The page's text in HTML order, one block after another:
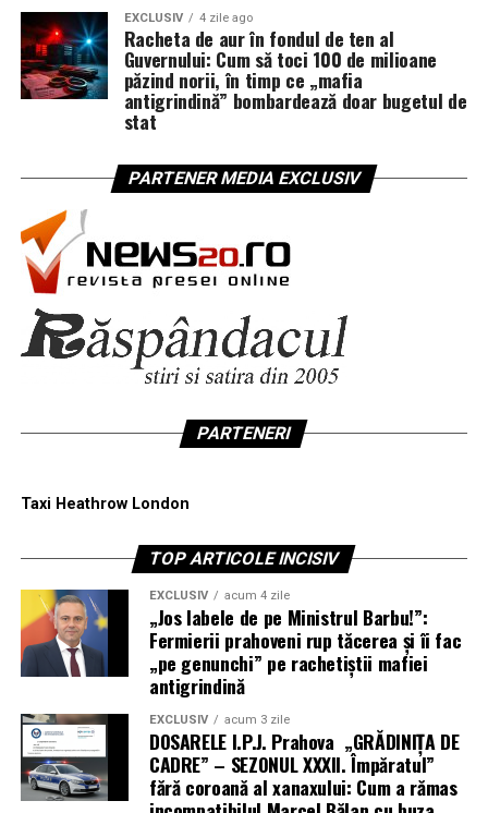
EXCLUSIV 4 zile ago
Racheta de aur în fondul de ten al
Guvernului: Cum să toci 100 de milioane
păzind norii, în timp ce „mafia
antigrindină” bombardează doar bugetul de
stat
PARTENER MEDIA EXCLUSIV
PARTENERI
Taxi Heathrow London
TOP ARTICOLE INCISIV
EXCLUSIV acum 4 zile
„Jos labele de pe Ministrul Barbu!”:
Fermierii prahoveni rup tăcerea și îi fac
„pe genunchi” pe rachetiștii mafiei
antigrindină
EXCLUSIV acum 3 zile
DOSARELE I.P.J. Prahova „GRĂDINIȚA DE
CADRE” – SEZONUL XXXII. Împăratul”
fără coroană al xanaxului: Cum a rămas